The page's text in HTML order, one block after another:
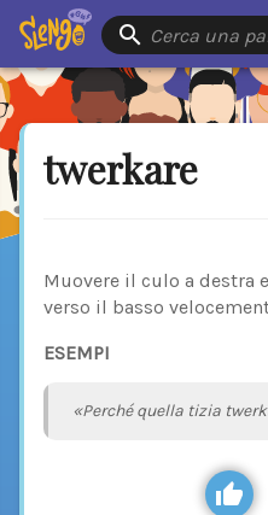
Cerca una
twerkare
Muovere il culo a destra
verso il basso
ESEMPI
«Perché quella tizia